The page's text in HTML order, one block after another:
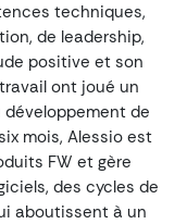
techniques,
de leadership,
positive et son
ont joué un
de
mois, Alessio est
FW et gère
des cycles de
aboutissent à un